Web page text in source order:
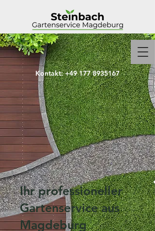
Kontakt:+49 177 8935167
Ihr professioneller
Gartenservice aus
Magdeburg